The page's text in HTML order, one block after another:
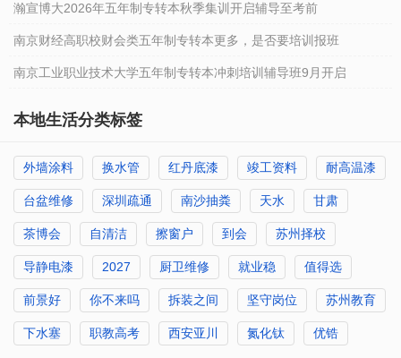
瀚宣博大2026年五年制专转本秋季集训开启辅导至考前
南京财经高职校财会类五年制专转本更多，是否要培训报班
南京工业职业技术大学五年制专转本冲刺培训辅导班9月开启
本地生活分类标签
外墙涂料 换水管 红丹底漆 竣工资料 耐高温漆
台盆维修 深圳疏通 南沙抽粪 天水 甘肃
茶博会 自清洁 擦窗户 到会 苏州择校
导静电漆 2027 厨卫维修 就业稳 值得选
前景好 你不来吗 拆装之间 坚守岗位 苏州教育
下水塞 职教高考 西安亚川 氮化钛 优锆